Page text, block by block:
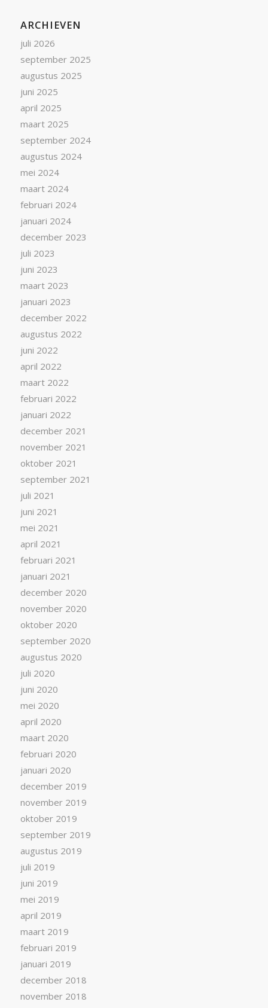
ARCHIEVEN
juli 2026
september 2025
augustus 2025
juni 2025
april 2025
maart 2025
september 2024
augustus 2024
mei 2024
maart 2024
februari 2024
januari 2024
december 2023
juli 2023
juni 2023
maart 2023
januari 2023
december 2022
augustus 2022
juni 2022
april 2022
maart 2022
februari 2022
januari 2022
december 2021
november 2021
oktober 2021
september 2021
juli 2021
juni 2021
mei 2021
april 2021
februari 2021
januari 2021
december 2020
november 2020
oktober 2020
september 2020
augustus 2020
juli 2020
juni 2020
mei 2020
april 2020
maart 2020
februari 2020
januari 2020
december 2019
november 2019
oktober 2019
september 2019
augustus 2019
juli 2019
juni 2019
mei 2019
april 2019
maart 2019
februari 2019
januari 2019
december 2018
november 2018